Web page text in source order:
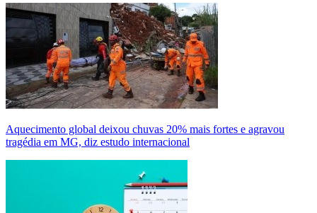
Aquecimento global deixou chuvas 20% mais fortes e agravou
tragédia em MG, diz estudo internacional